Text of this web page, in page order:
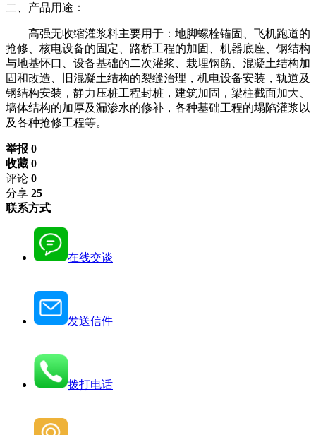
二、产品用途：
高强无收缩灌浆料主要用于：地脚螺栓锚固、飞机跑道的
抢修、核电设备的固定、路桥工程的加固、机器底座、钢结构
与地基怀口、设备基础的二次灌浆、栽埋钢筋、混凝土结构加
固和改造、旧混凝土结构的裂缝治理，机电设备安装，轨道及
钢结构安装，静力压桩工程封桩，建筑加固，梁柱截面加大、
墙体结构的加厚及漏渗水的修补，各种基础工程的塌陷灌浆以
及各种抢修工程等。
举报 0
收藏 0
评论 0
分享 25
联系方式
在线交谈
发送信件
拨打电话